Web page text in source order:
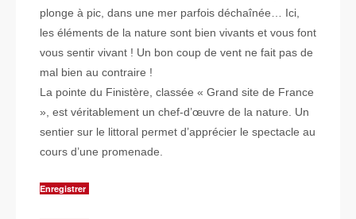
plonge à pic, dans une mer parfois déchaînée… Ici,
les éléments de la nature sont bien vivants et vous font
vous sentir vivant ! Un bon coup de vent ne fait pas de
mal bien au contraire !
La pointe du Finistère, classée « Grand site de France
», est véritablement un chef-d’œuvre de la nature. Un
sentier sur le littoral permet d’apprécier le spectacle au
cours d’une promenade.
Enregistrer